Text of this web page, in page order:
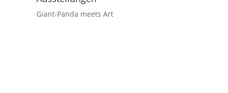
Giant-Panda meets Art